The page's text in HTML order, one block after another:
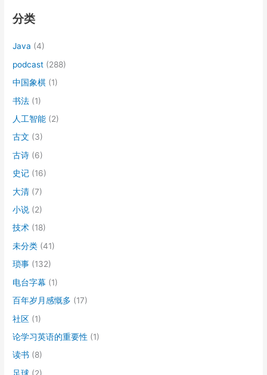
分类
Java (4)
podcast (288)
中国象棋 (1)
书法 (1)
人工智能 (2)
古文 (3)
古诗 (6)
史记 (16)
大清 (7)
小说 (2)
技术 (18)
未分类 (41)
琐事 (132)
电台字幕 (1)
百年岁月感慨多 (17)
社区 (1)
论学习英语的重要性 (1)
读书 (8)
足球 (2)